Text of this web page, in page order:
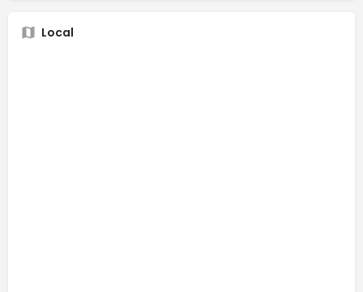
Local